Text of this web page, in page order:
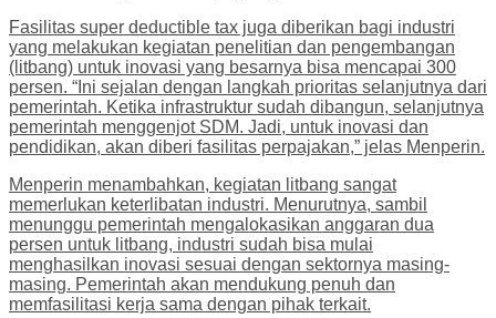
Fasilitas super deductible tax juga diberikan bagi industri
yang melakukan kegiatan penelitian dan pengembangan
(litbang) untuk inovasi yang besarnya bisa mencapai 300
persen. “Ini sejalan dengan langkah prioritas selanjutnya dari
pemerintah. Ketika infrastruktur sudah dibangun, selanjutnya
pemerintah menggenjot SDM. Jadi, untuk inovasi dan
pendidikan, akan diberi fasilitas perpajakan,” jelas Menperin.
Menperin menambahkan, kegiatan litbang sangat
memerlukan keterlibatan industri. Menurutnya, sambil
menunggu pemerintah mengalokasikan anggaran dua
persen untuk litbang, industri sudah bisa mulai
menghasilkan inovasi sesuai dengan sektornya masing-
masing. Pemerintah akan mendukung penuh dan
memfasilitasi kerja sama dengan pihak terkait.